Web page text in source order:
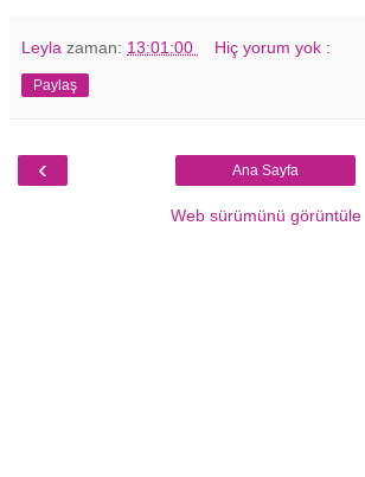
Leyla zaman: 13:01:00 Hiç yorum yok :
Paylaş
‹ Ana Sayfa
Web sürümünü görüntüle